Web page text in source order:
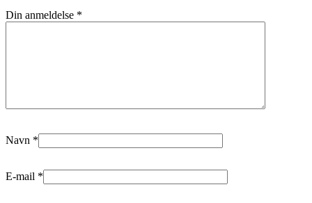
Din anmeldelse *
Navn *
E-mail *